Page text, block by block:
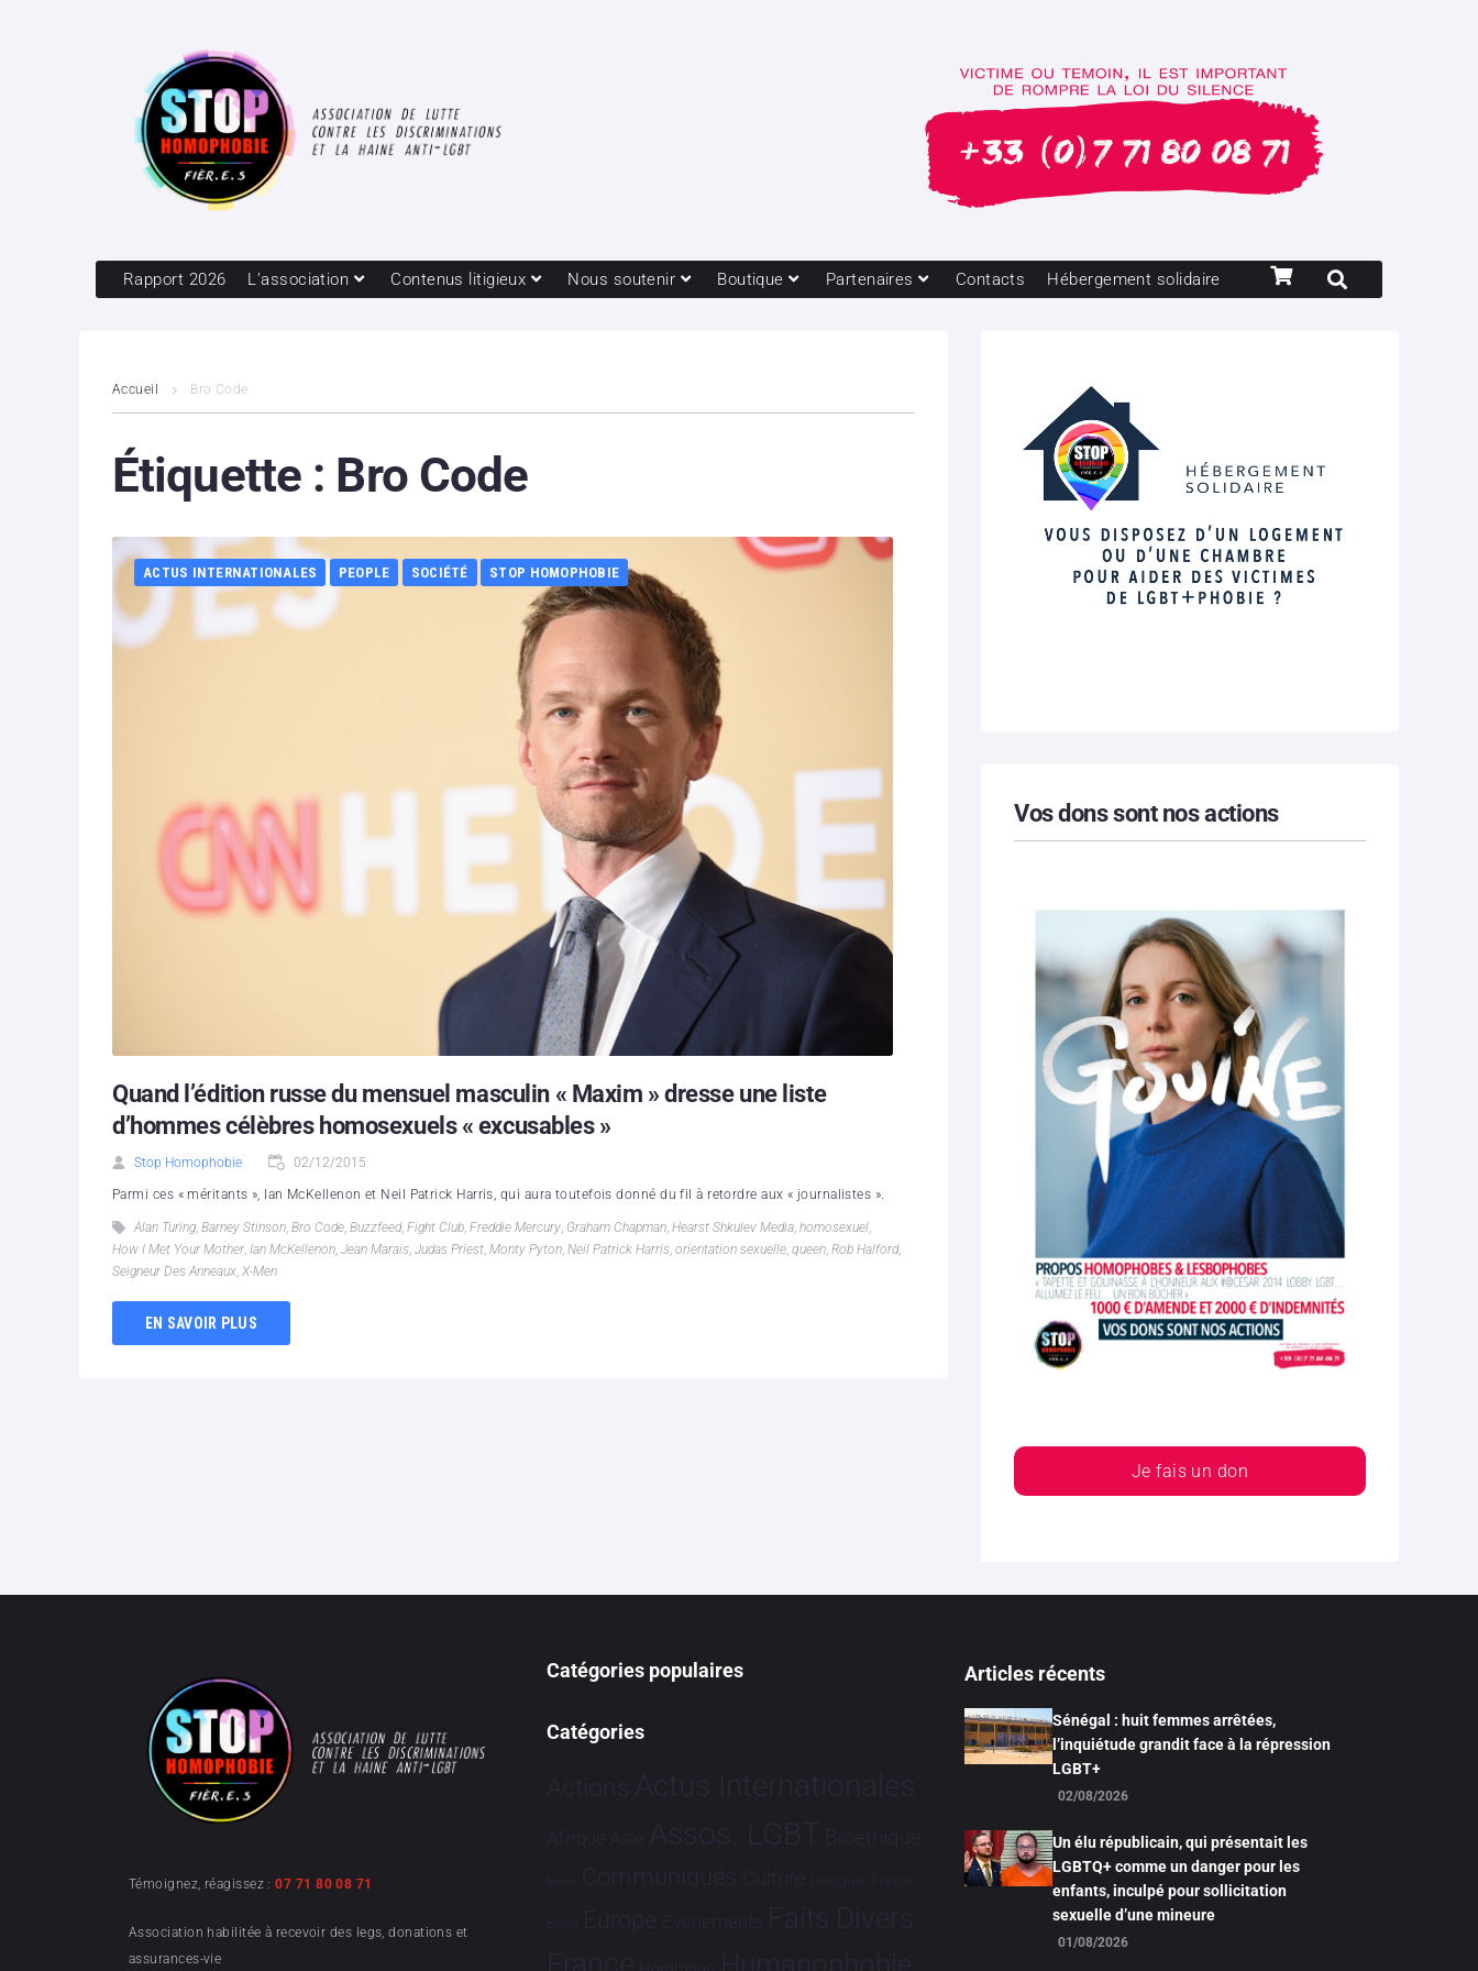
Rapport 2026 L’association Contenus litigieux Nous soutenir Boutique Partenaires Contacts Hébergement solidaire
Accueil Bro Code
Étiquette : Bro Code
ACTUS INTERNATIONALES PEOPLE SOCIÉTÉ STOP HOMOPHOBIE
Quand l’édition russe du mensuel masculin « Maxim » dresse une liste
d’hommes célèbres homosexuels « excusables »
Stop Homophobie 02/12/2015
Parmi ces « méritants », Ian McKellenon et Neil Patrick Harris, qui aura toutefois donné du fil à retordre aux « journalistes ».
Alan Turing, Barney Stinson, Bro Code, Buzzfeed, Fight Club, Freddie Mercury, Graham Chapman, Hearst Shkulev Media, homosexuel,
How I Met Your Mother, Ian McKellenon, Jean Marais, Judas Priest, Monty Pyton, Neil Patrick Harris, orientation sexuelle, queen, Rob Halford,
Seigneur Des Anneaux, X-Men
EN SAVOIR PLUS
Vos dons sont nos actions
Je fais un don
Témoignez, réagissez :07 71 80 08 71
Association habilitée à recevoir des legs, donations et
assurances-vie
Catégories populaires
Catégories
Actions Actus Internationales
Afrique Asie Assos. LGBT Bioéthique
Brève Communiqués Culture Dialogues France-
Brésil Europe Evénements Faits Divers
Humanophobie
Articles récents
Sénégal : huit femmes arrêtées,
l’inquiétude grandit face à la répression
LGBT+
02/08/2026
Un élu républicain, qui présentait les
LGBTQ+ comme un danger pour les
enfants, inculpé pour sollicitation
sexuelle d’une mineure
01/08/2026